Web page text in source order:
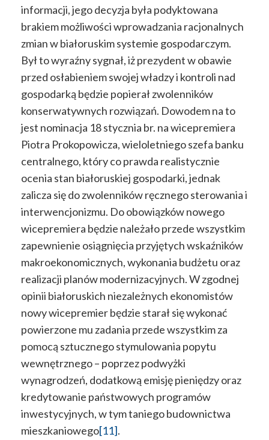
informacji, jego decyzja była podyktowana
brakiem możliwości wprowadzania racjonalnych
zmian w białoruskim systemie gospodarczym.
Był to wyraźny sygnał, iż prezydent w obawie
przed osłabieniem swojej władzy i kontroli nad
gospodarką będzie popierał zwolenników
konserwatywnych rozwiązań. Dowodem na to
jest nominacja 18 stycznia br. na wicepremiera
Piotra Prokopowicza, wieloletniego szefa banku
centralnego, który co prawda realistycznie
ocenia stan białoruskiej gospodarki, jednak
zalicza się do zwolenników ręcznego sterowania i
interwencjonizmu. Do obowiązków nowego
wicepremiera będzie należało przede wszystkim
zapewnienie osiągnięcia przyjętych wskaźników
makroekonomicznych, wykonania budżetu oraz
realizacji planów modernizacyjnych. W zgodnej
opinii białoruskich niezależnych ekonomistów
nowy wicepremier będzie starał się wykonać
powierzone mu zadania przede wszystkim za
pomocą sztucznego stymulowania popytu
wewnętrznego – poprzez podwyżki
wynagrodzeń, dodatkową emisję pieniędzy oraz
kredytowanie państwowych programów
inwestycyjnych, w tym taniego budownictwa
mieszkaniowego[11].